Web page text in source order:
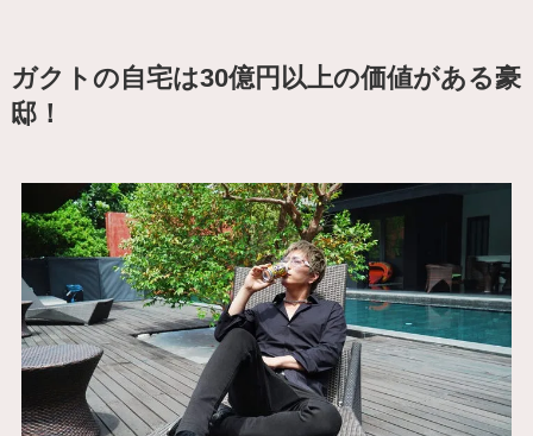
ガクトの自宅は30億円以上の価値がある豪
邸！